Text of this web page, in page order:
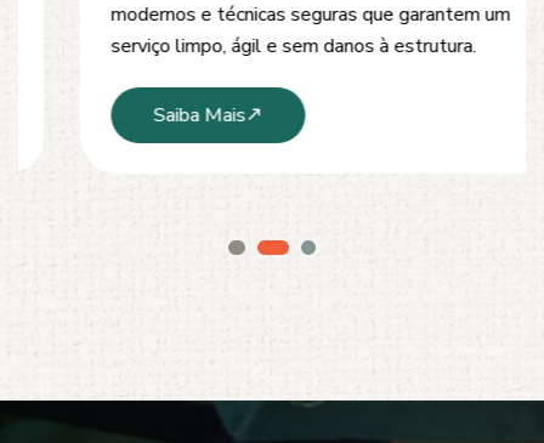
modernos e técnicas seguras que garantem um
serviço limpo, ágil e sem danos à estrutura.
Saiba Mais